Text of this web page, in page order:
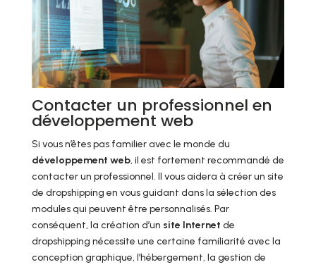
Contacter un professionnel en
développement web
Si vous n’êtes pas familier avec le monde du
développement web, il est fortement recommandé de
contacter un professionnel. Il vous aidera à créer un site
de dropshipping en vous guidant dans la sélection des
modules qui peuvent être personnalisés. Par
conséquent, la création d’un site Internet de
dropshipping nécessite une certaine familiarité avec la
conception graphique, l’hébergement, la gestion de